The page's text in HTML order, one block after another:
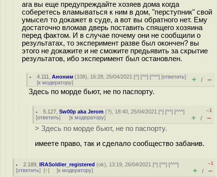
ага вы еще предупреждайте хозяев дома когда
соберетесь вламываться к ним в дом, "перступник" свой
умысел то докажет в суде, а вот вы обратного нет. Ему
достаточно вломав дверь поставить спящего хозяина
перед фактом. И в случае почему они не сообщили о
результатах, то эксперимент разве был окончен? вы
этого не докажите и не сможите предьявить за скрытие
результатов, ибо эксперимент был остановлен.
4.111 ,Аноним (108), 16:28, 25/04/2021 [^] [^^] [^^^] [ответить]
[к модератору] + / –
Здесь по морде бьют, не по паспорту.
5.127 ,Sw00p aka Jerom (?), 18:40, 25/04/2021 [^] [^^] [^^^]
[ответить] [к модератору]
–1
+ / –
> Здесь по морде бьют, не по паспорту.
имеете право, так и сделало сообщество забанив.
2.189 ,IRASoldier_registered (ok), 13:19, 26/04/2021 [^] [^^] [^^^]
[ответить] [↑] [к модератору]
–1
+ / –